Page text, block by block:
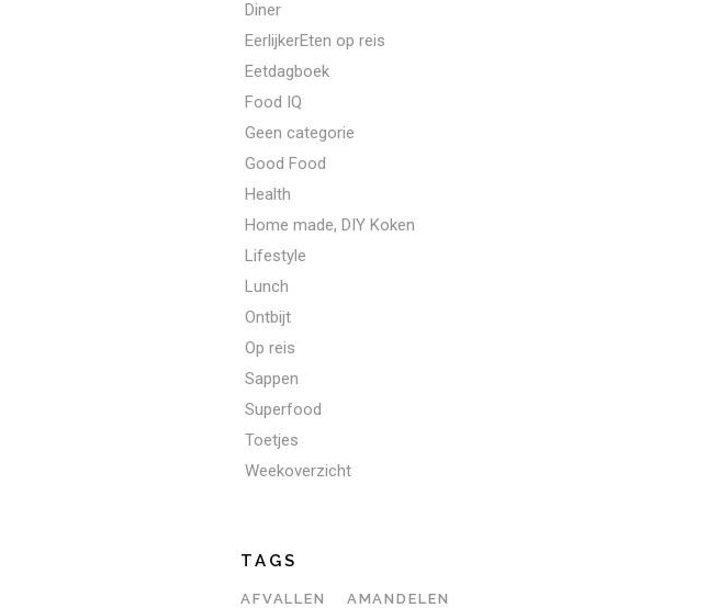
Diner
EerlijkerEten op reis
Eetdagboek
Food IQ
Geen categorie
Good Food
Health
Home made, DIY Koken
Lifestyle
Lunch
Ontbijt
Op reis
Sappen
Superfood
Toetjes
Weekoverzicht
TAGS
AFVALLEN AMANDELEN